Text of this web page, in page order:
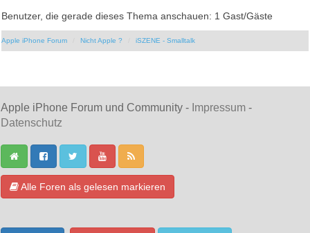
Benutzer, die gerade dieses Thema anschauen: 1 Gast/Gäste
Apple iPhone Forum Nicht Apple ? iSZENE - Smalltalk
Apple iPhone Forum und Community - Impressum -
Datenschutz
Alle Foren als gelesen markieren